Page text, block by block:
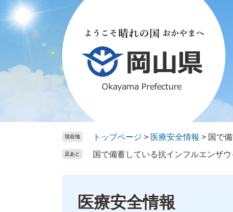
ー
ジ
ニ
ュ
現在地 トップページ > 医療安全情報 > 国で
足あと 国で備蓄している抗インフルエンザ
医療安全情報